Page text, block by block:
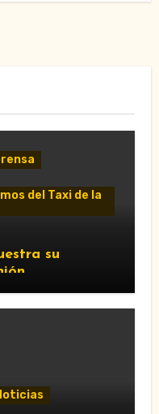
del Taxi de la
su